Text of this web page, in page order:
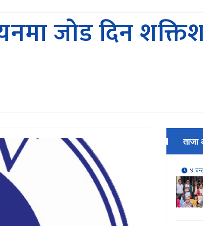
जोड दिन
४